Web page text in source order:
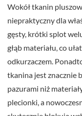
Wokół tkanin
niepraktyczny dla
gęsty, krótki splot
głąb materiału, co
odkurzaczem.
tkanina jest znacznie
pazurami niż
plecionki, a